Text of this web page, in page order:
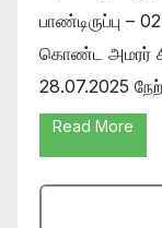
பாண்டிருப்பு –
கொண்ட அமரர்
28.07.2025
Read More